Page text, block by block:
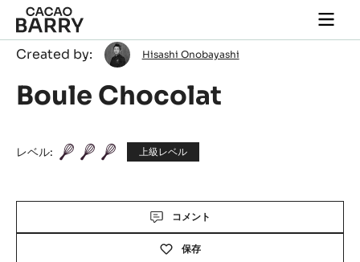
Skip to main content
main
Created by:
Hisashi
Onobayashi
Hisashi Onobayashi
Boule Chocolat
レベル: 上級レベル
コメント
保存